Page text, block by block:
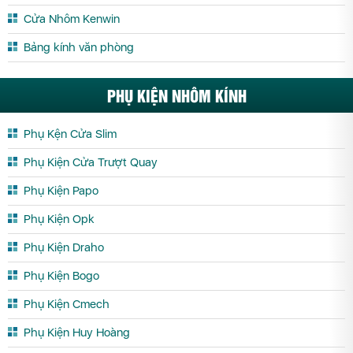
Cửa Nhôm Maxpro.JP Vĩnh Phúc
Cửa Nhôm Kenwin
Bảng kính văn phòng
PHỤ KIỆN NHÔM KÍNH
Phụ Kện Cửa Slim
Phụ Kiện Cửa Trượt Quay
Phụ Kiện Papo
Phụ Kiện Opk
Phụ Kiện Draho
Phụ Kiện Bogo
Phụ Kiện Cmech
Phụ Kiện Huy Hoàng